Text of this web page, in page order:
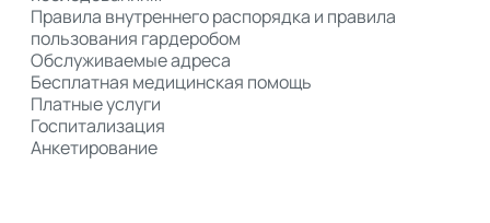
Правила внутреннего распорядка и правила
пользования гардеробом
Обслуживаемые адреса
Бесплатная медицинская помощь
Платные услуги
Госпитализация
Анкетирование